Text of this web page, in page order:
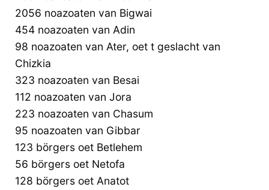
2056 noazoaten van Bigwai
454 noazoaten van Adin
98 noazoaten van Ater, oet t geslacht van
Chizkia
323 noazoaten van Besai
112 noazoaten van Jora
223 noazoaten van Chasum
95 noazoaten van Gibbar
123 börgers oet Betlehem
56 börgers oet Netofa
128 börgers oet Anatot